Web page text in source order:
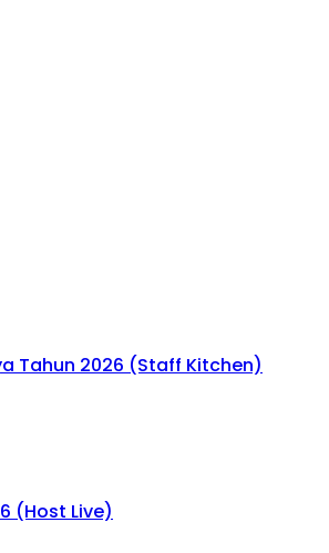
Tahun 2026 (Staff Kitchen)
(Host Live)